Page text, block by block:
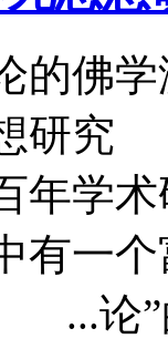
的佛
想研
百年
有一
...论